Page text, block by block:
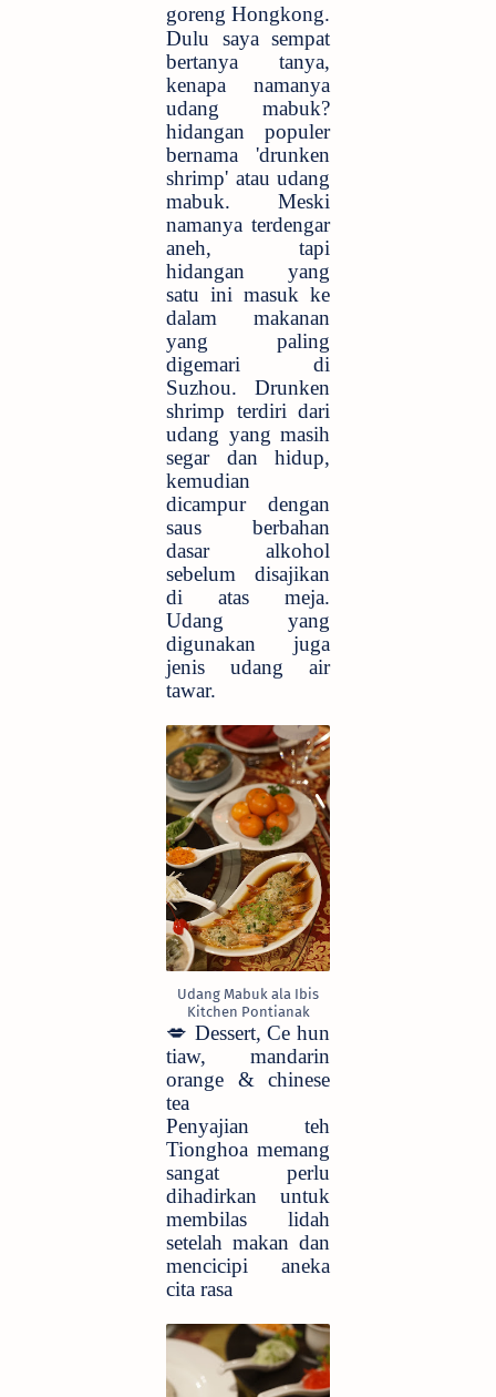
goreng Hongkong.
Dulu saya sempat
bertanya tanya,
kenapa namanya
udang mabuk?
hidangan populer
bernama 'drunken
shrimp' atau udang
mabuk. Meski
namanya terdengar
aneh, tapi
hidangan yang
satu ini masuk ke
dalam makanan
yang paling
digemari di
Suzhou. Drunken
shrimp terdiri dari
udang yang masih
segar dan hidup,
kemudian
dicampur dengan
saus berbahan
dasar alkohol
sebelum disajikan
di atas meja.
Udang yang
digunakan juga
jenis udang air
tawar.
Udang Mabuk ala Ibis
Kitchen Pontianak
💋 Dessert, Ce hun
tiaw, mandarin
orange & chinese
tea
Penyajian teh
Tionghoa memang
sangat perlu
dihadirkan untuk
membilas lidah
setelah makan dan
mencicipi aneka
cita rasa